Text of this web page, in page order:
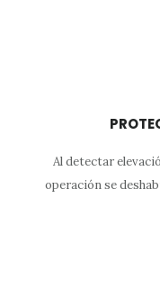
Al detectar
operación se